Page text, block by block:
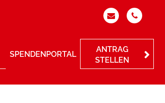
SPENDENPORTAL
ANTRAG
STELLEN